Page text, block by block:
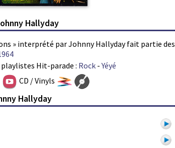
Hallyday
» interprété par Johnny Hallyday fait partie des
Hit-parade : Rock -Yéyé
CD / Vinyls
Hallyday